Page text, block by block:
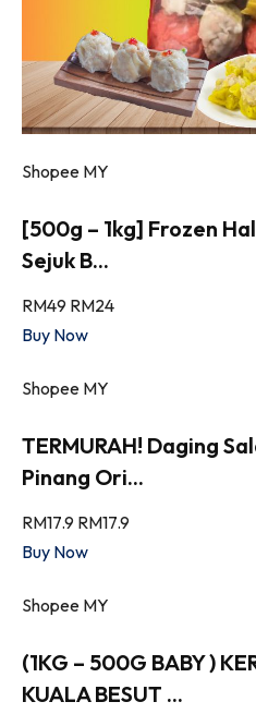
Shopee MY
[500g – 1kg] Frozen
Sejuk B...
RM49 RM24
Buy Now
Shopee MY
TERMURAH! Daging
Pinang Ori...
RM17.9 RM17.9
Buy Now
Shopee MY
(1KG – 500G BABY )
KUALA BESUT ...